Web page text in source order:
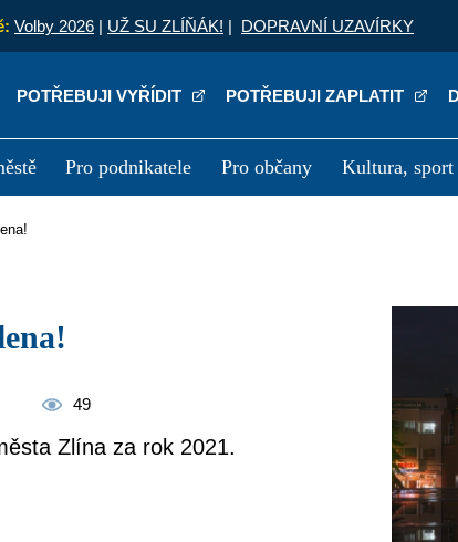
Volby 2026 | UŽ SU ZLÍŇÁK! | DOPRAVNÍ UZAVÍRKY
POTŘEBUJI VYŘÍDIT POTŘEBUJI ZAPLATIT
Pro podnikatele Pro občany Kultura, sport
49
Zlína za rok 2021.